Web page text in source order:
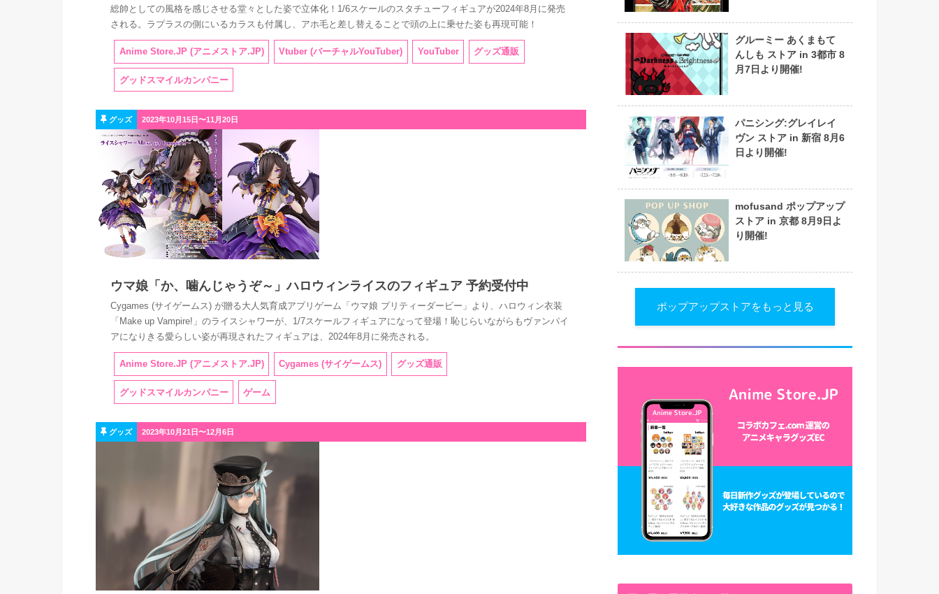
総帥としての風格を感じさせる堂々とした姿で立体化！1/6スケールのスタチューフィギュアが2024年8月に発売
される。ラプラスの側にいるカラスも付属し、アホ毛と差し替えることで頭の上に乗せた姿も再現可能！
Anime Store.JP (アニメストア.JP) Vtuber (バーチャルYouTuber) YouTuber グッズ通販
グッドスマイルカンパニー
グッズ 2023年10月15日〜11月20日
ウマ娘「か、噛んじゃうぞ～」ハロウィンライスのフィギュア 予約受付中
Cygames (サイゲームス) が贈る大人気育成アプリゲーム「ウマ娘 プリティーダービー」より、ハロウィン衣装
「Make up Vampire!」のライスシャワーが、1/7スケールフィギュアになって登場！恥じらいながらもヴァンパイ
アになりきる愛らしい姿が再現されたフィギュアは、2024年8月に発売される。
Anime Store.JP (アニメストア.JP) Cygames (サイゲームス) グッズ通販
グッドスマイルカンパニー ゲーム
グッズ 2023年10月21日〜12月6日
グルーミー あくまもて
んしも ストア in 3都市 8
月7日より開催!
パニシング:グレイレイ
ヴン ストア in 新宿 8月6
日より開催!
mofusand ポップアップ
ストア in 京都 8月9日よ
り開催!
ポップアップストアをもっと見る